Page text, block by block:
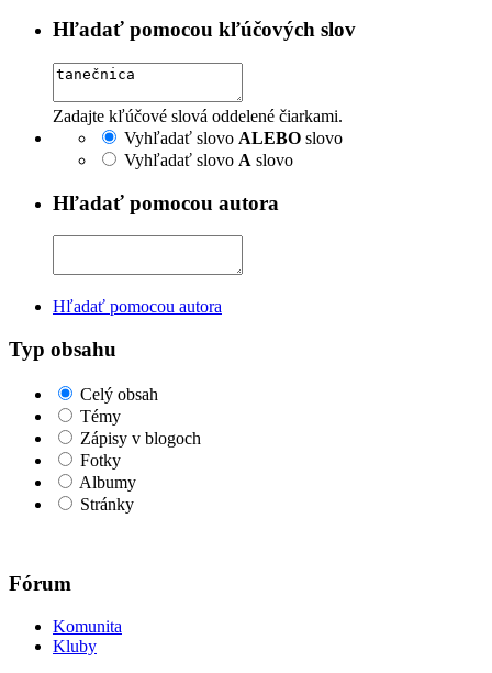
Hľadať pomocou kľúčových slov
Zadajte kľúčové slová oddelené čiarkami.
Vyhľadať slovo ALEBO slovo
Vyhľadať slovo A slovo
Hľadať pomocou autora
Hľadať pomocou autora
Typ obsahu
Celý obsah
Témy
Zápisy v blogoch
Fotky
Albumy
Stránky
Fórum
Komunita
Kluby